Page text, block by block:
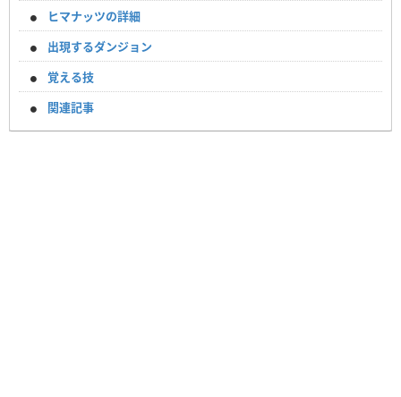
ヒマナッツの詳細
出現するダンジョン
覚える技
関連記事